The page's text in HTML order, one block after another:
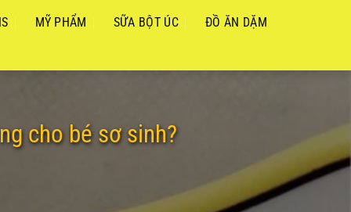
MỸ PHẨM SỮA BỘT ÚC ĐỒ ĂN DẶM
cho bé sơ sinh?